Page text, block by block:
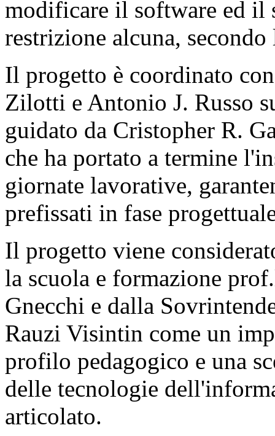
modificare il software ed il
restrizione alcuna,
Il progetto è coordinato
Zilotti e Antonio J. Russo
guidato da Cristopher R.
che ha portato a termine
giornate lavorative,
prefissati in fase
Il progetto viene
la scuola e formazione
Gnecchi e dalla
Rauzi Visintin come un
profilo pedagogico e una
delle tecnologie
articolato.